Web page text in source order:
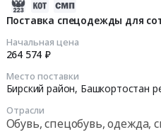
Поставка спецодежды для
Начальная цена
264 574 ₽
Место поставки
Бирский район, Башкортостан
Отрасли
Обувь, спецобувь, одежда,